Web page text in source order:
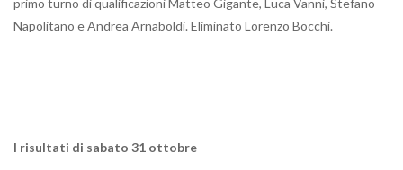
primo turno di qualificazioni Matteo Gigante, Luca Vanni, Stefano
Napolitano e Andrea Arnaboldi. Eliminato Lorenzo Bocchi.
I risultati di sabato 31 ottobre